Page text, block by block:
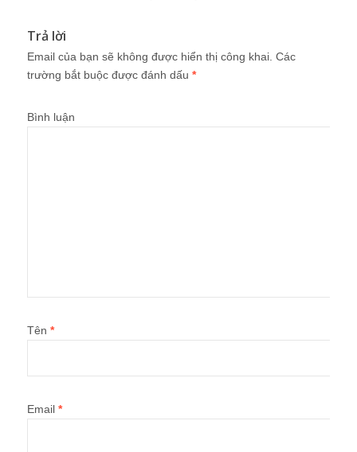
Trả lời
Email của bạn sẽ không được hiển thị công khai. Các
trường bắt buộc được đánh dấu *
Bình luận
Tên *
Email *